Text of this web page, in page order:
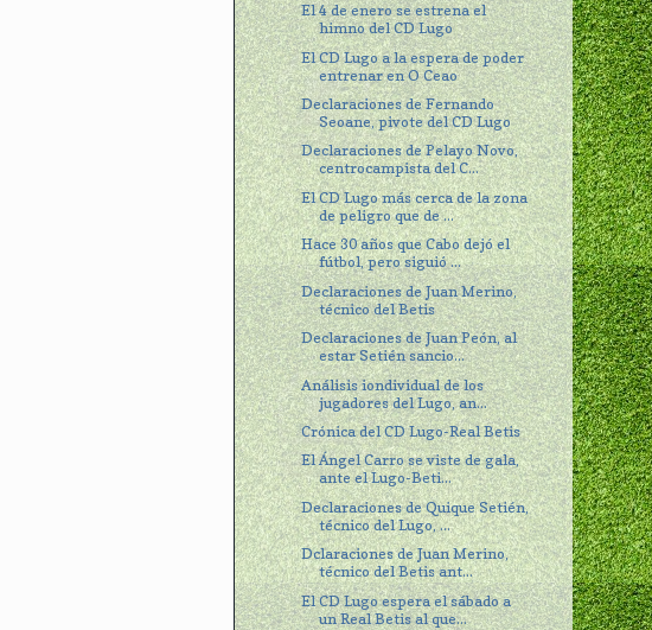
El 4 de enero se estrena el
himno del CD Lugo
El CD Lugo a la espera de poder
entrenar en O Ceao
Declaraciones de Fernando
Seoane, pivote del CD Lugo
Declaraciones de Pelayo Novo,
centrocampista del C...
El CD Lugo más cerca de la zona
de peligro que de ...
Hace 30 años que Cabo dejó el
fútbol, pero siguió ...
Declaraciones de Juan Merino,
técnico del Betis
Declaraciones de Juan Peón, al
estar Setién sancio...
Análisis iondividual de los
jugadores del Lugo, an...
Crónica del CD Lugo-Real Betis
El Ángel Carro se viste de gala,
ante el Lugo-Beti...
Declaraciones de Quique Setién,
técnico del Lugo, ...
Dclaraciones de Juan Merino,
técnico del Betis ant...
El CD Lugo espera el sábado a
un Real Betis al que...